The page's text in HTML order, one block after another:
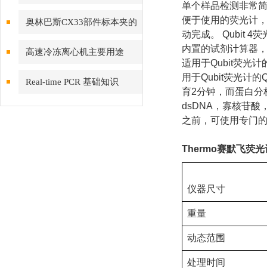
奥林巴斯CX33部件标本夹的
安装
高速冷冻离心机主要用途
Real-time PCR 基础知识
单个样品检测非常
便于使用的荧光计
动完成。 Qubit 4荧
内置的试剂计算器
适用于Qubit荧光计
用于Qubit荧光计的
育2分钟，而蛋白分
dsDNA，寡核苷酸
之前，可使用专门
Thermo赛默飞荧光
仪器尺寸
重量
动态范围
处理时间